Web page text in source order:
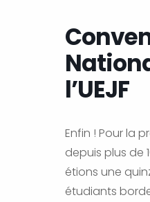
l’UEJF
Enfin ! Pour la
depuis plus de
étions une
étudiants